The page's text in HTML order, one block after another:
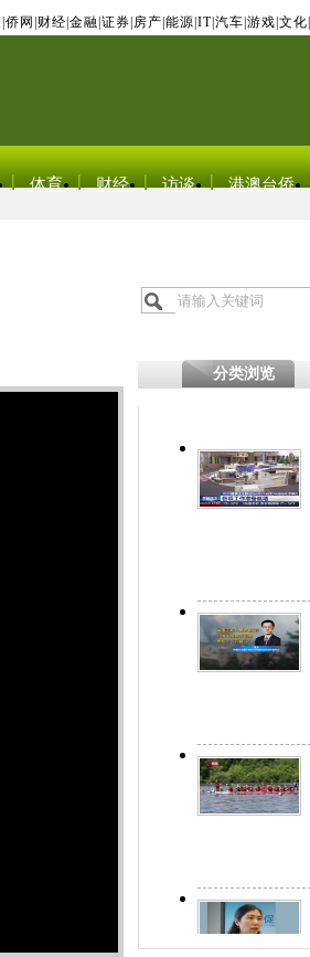
侨网 财经 金融 证券 房产 能源 IT| 汽车 游戏 文化
体育 财经 访谈 港澳台侨
分类浏览